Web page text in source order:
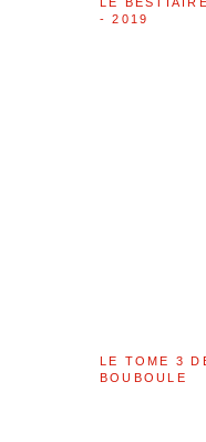
- 2019
LE TOME 3
BOUBOULE